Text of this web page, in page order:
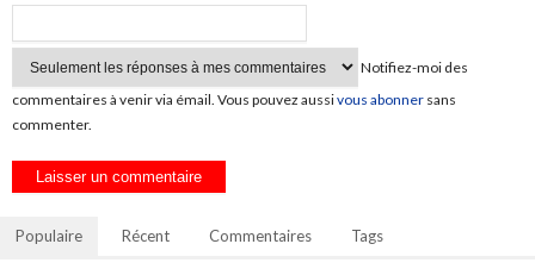
Notifiez-moi des
commentaires à venir via émail. Vous pouvez aussivous abonner sans
commenter.
Populaire Récent Commentaires Tags